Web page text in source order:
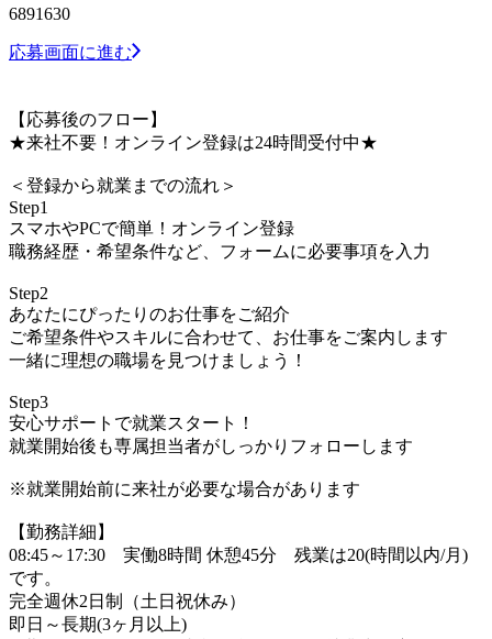
6891630
応募画面に進む
【応募後のフロー】
★来社不要！オンライン登録は24時間受付中★
＜登録から就業までの流れ＞
Step1
スマホやPCで簡単！オンライン登録
職務経歴・希望条件など、フォームに必要事項を入力
Step2
あなたにぴったりのお仕事をご紹介
ご希望条件やスキルに合わせて、お仕事をご案内します
一緒に理想の職場を見つけましょう！
Step3
安心サポートで就業スタート！
就業開始後も専属担当者がしっかりフォローします
※就業開始前に来社が必要な場合があります
【勤務詳細】
08:45～17:30 実働8時間 休憩45分 残業は20(時間以内/月)
です。
完全週休2日制（土日祝休み）
即日～長期(3ヶ月以上)